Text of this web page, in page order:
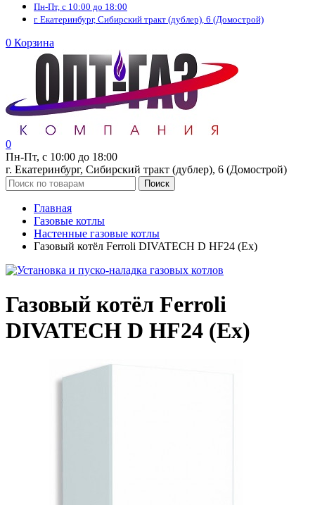
Пн-Пт, с 10:00 до 18:00
г. Екатеринбург, Сибирский тракт (дублер), 6 (Домострой)
0 Корзина
0
Пн-Пт, с 10:00 до 18:00
г. Екатеринбург, Сибирский тракт (дублер), 6 (Домострой)
Поиск
Главная
Газовые котлы
Настенные газовые котлы
Газовый котёл Ferroli DIVATECH D HF24 (Ex)
Газовый котёл Ferroli
DIVATECH D HF24 (Ex)